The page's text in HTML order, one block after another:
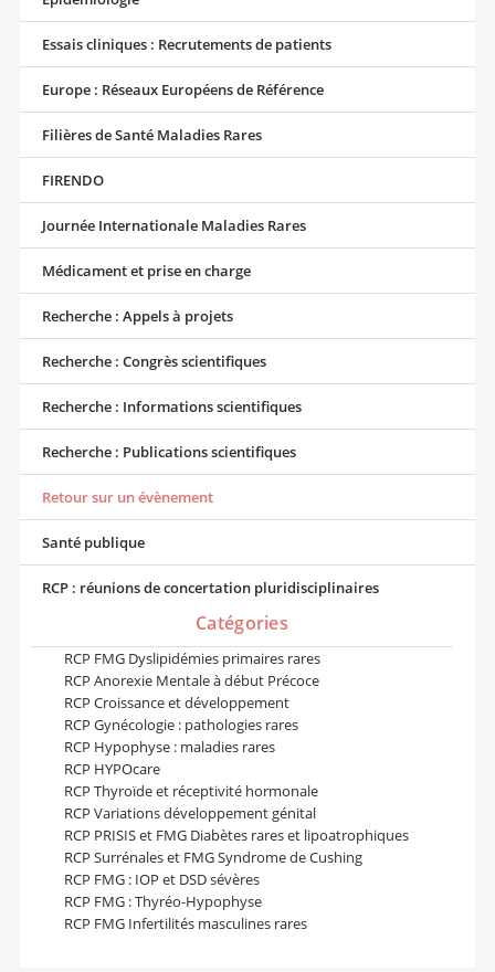
Essais cliniques : Recrutements de patients
Europe : Réseaux Européens de Référence
Filières de Santé Maladies Rares
FIRENDO
Journée Internationale Maladies Rares
Médicament et prise en charge
Recherche : Appels à projets
Recherche : Congrès scientifiques
Recherche : Informations scientifiques
Recherche : Publications scientifiques
Retour sur un évènement
Santé publique
RCP : réunions de concertation pluridisciplinaires
Catégories
RCP FMG Dyslipidémies primaires rares
RCP Anorexie Mentale à début Précoce
RCP Croissance et développement
RCP Gynécologie : pathologies rares
RCP Hypophyse : maladies rares
RCP HYPOcare
RCP Thyroïde et réceptivité hormonale
RCP Variations développement génital
RCP PRISIS et FMG Diabètes rares et lipoatrophiques
RCP Surrénales et FMG Syndrome de Cushing
RCP FMG : IOP et DSD sévères
RCP FMG : Thyréo-Hypophyse
RCP FMG Infertilités masculines rares